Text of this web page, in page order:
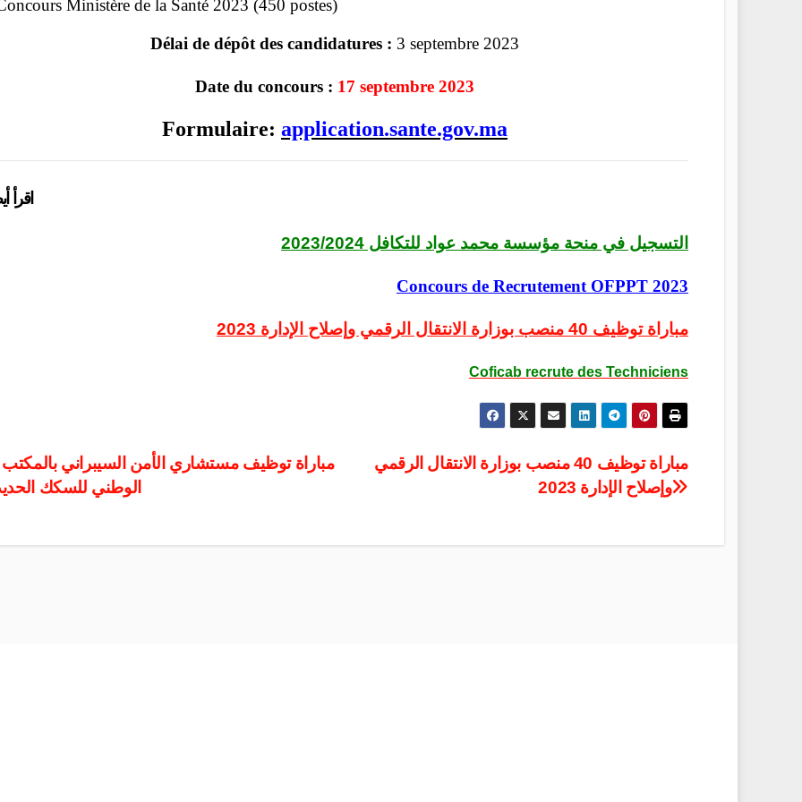
Délai de dépôt des candidatures : 3 septembre 2023
Date du concours : 17 septembre 2023
Formulaire: application.sante.gov.ma
اقرأ
التسجيل في منحة مؤسسة محمد عواد للتكافل 2023/2024
Concours de Recrutement OFPPT 2023
مباراة توظيف 40 منصب بوزارة الانتقال الرقمي وإصلاح الإدارة 2023
Coficab recrute des Techniciens
مباراة توظيف 40 منصب بوزارة الانتقال الرقمي
وإصلاح الإدارة 2023
الوطني للسكك